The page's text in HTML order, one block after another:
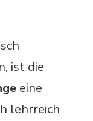
ist die
eine
lehrreich